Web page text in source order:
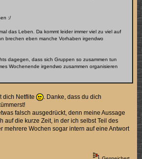
:/
das Leben. Da kommt leider immer viel zu viel auf
brechen eben manche Vorhaben irgendwo
dagegen, dass sich Gruppen so zusammen tun
Wochenende irgendwo zusammen organisieren
dich Netflite
. Danke, dass du dich
falsch ausgedrückt, denn meine Aussage
auf die kurze Zeit, in der ich selbst Teil des
mehrere Wochen sogar intern auf eine Antwort